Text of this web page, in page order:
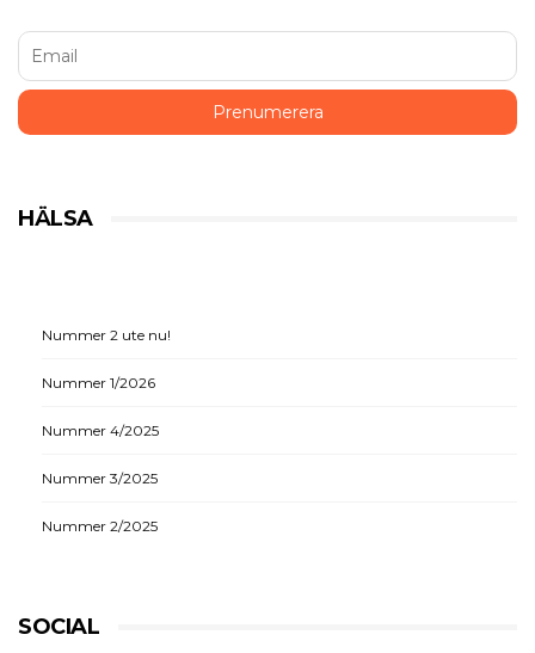
HÄLSA
Nummer 2 ute nu!
Nummer 1/2026
Nummer 4/2025
Nummer 3/2025
Nummer 2/2025
SOCIAL